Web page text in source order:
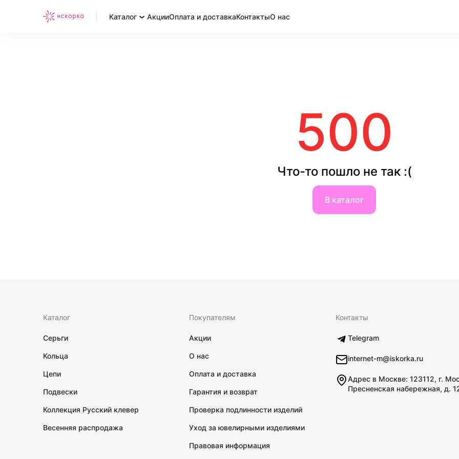
Каталог АкцииОплата и доставкаКонтактыО нас
500
Что-то пошло не так :(
В каталог
Каталог
Серьги
Кольца
Цепи
Подвески
Коллекция Русский клевер
Весенняя распродажа
Покупателям
Акции
О нас
Оплата и доставка
Гарантия и возврат
Проверка подлинности изделий
Уход за ювелирными изделиями
Правовая информация
Контакты
Telegram
internet-m@iskorka.ru
Адрес в Москве: 123112, г.
Пресненская набережная, д.